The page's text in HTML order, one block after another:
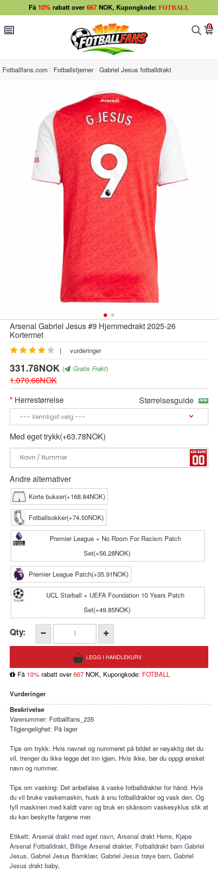
Få 10% rabatt over 667 NOK, Kupongkode: FOTBALL
󰂩 󰂨 0
󰃦
Fotballfans.com Fotballstjerner Gabriel Jesus fotballdrakt
Arsenal Gabriel Jesus #9 Hjemmedrakt 2025-26
Kortermet
| vurderinger
331.78NOK ( Gratis Frakt)
1.070.66NOK
Herrestørrelse
Størrelsesguide
Med eget trykk(+63.78NOK)
Andre alternativer
Korte bukser(+168.84NOK)
Fotballsokker(+74.50NOK)
Premier League + No Room For Racism Patch
Set(+56.28NOK)
Premier League Patch(+35.91NOK)
UCL Starball + UEFA Foundation 10 Years Patch
Set(+49.85NOK)
Qty:
Få 10% rabatt over667 NOK, Kupongkode: FOTBALL
Vurderinger
Beskrivelse
Varenummer: Fotballfans_235
Tilgjengelighet: På lager
Tips om trykk: Hvis navnet og nummeret på bildet er nøyaktig det du
vil, trenger du ikke legge det inn igjen. Hvis ikke, bør du oppgi ønsket
navn og nummer.
Tips om vasking: Det anbefales å vaske fotballdrakter for hånd. Hvis
du vil bruke vaskemaskin, husk å snu fotballdrakter og vask den. Og
fyll maskinen med kaldt vann og bruk en skånsom vaskesyklus slik at
du kan beskytte fargene mer.
Etikett: Arsenal drakt med eget navn, Arsenal drakt Herre, Kjøpe
Arsenal Fotballdrakt, Billige Arsenal drakter, Fotballdrakt barn Gabriel
Jesus, Gabriel Jesus Barnklær, Gabriel Jesus trøye barn, Gabriel
Jesus drakt baby,